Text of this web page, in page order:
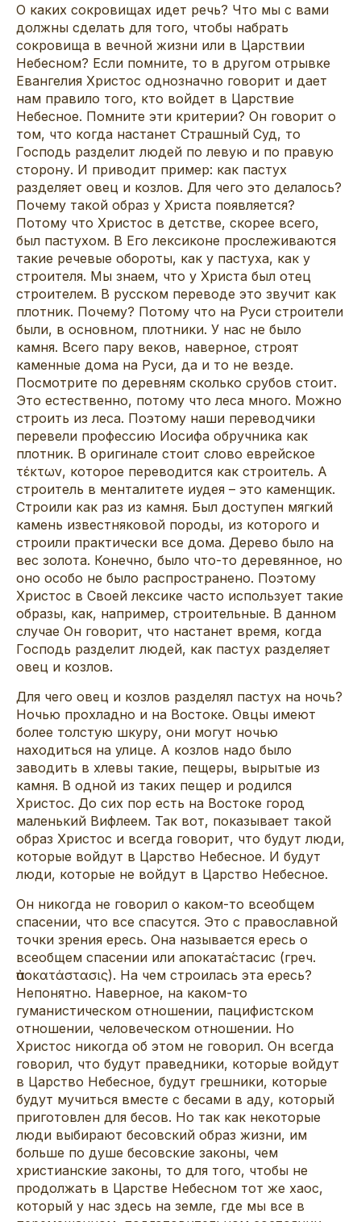
О каких сокровищах идет речь? Что мы с вами
должны сделать для того, чтобы набрать
сокровища в вечной жизни или в Царствии
Небесном? Если помните, то в другом отрывке
Евангелия Христос однозначно говорит и дает
нам правило того, кто войдет в Царствие
Небесное. Помните эти критерии? Он говорит о
том, что когда настанет Страшный Суд, то
Господь разделит людей по левую и по правую
сторону. И приводит пример: как пастух
разделяет овец и козлов. Для чего это делалось?
Почему такой образ у Христа появляется?
Потому что Христос в детстве, скорее всего,
был пастухом. В Его лексиконе прослеживаются
такие речевые обороты, как у пастуха, как у
строителя. Мы знаем, что у Христа был отец
строителем. В русском переводе это звучит как
плотник. Почему? Потому что на Руси строители
были, в основном, плотники. У нас не было
камня. Всего пару веков, наверное, строят
каменные дома на Руси, да и то не везде.
Посмотрите по деревням сколько срубов стоит.
Это естественно, потому что леса много. Можно
строить из леса. Поэтому наши переводчики
перевели профессию Иосифа обручника как
плотник. В оригинале стоит слово еврейское
τέκτων, которое переводится как строитель. А
строитель в менталитете иудея – это каменщик.
Строили как раз из камня. Был доступен мягкий
камень известняковой породы, из которого и
строили практически все дома. Дерево было на
вес золота. Конечно, было что-то деревянное, но
оно особо не было распространено. Поэтому
Христос в Своей лексике часто использует такие
образы, как, например, строительные. В данном
случае Он говорит, что настанет время, когда
Господь разделит людей, как пастух разделяет
овец и козлов.
Для чего овец и козлов разделял пастух на ночь?
Ночью прохладно и на Востоке. Овцы имеют
более толстую шкуру, они могут ночью
находиться на улице. А козлов надо было
заводить в хлевы такие, пещеры, вырытые из
камня. В одной из таких пещер и родился
Христос. До сих пор есть на Востоке город
маленький Вифлеем. Так вот, показывает такой
образ Христос и всегда говорит, что будут люди,
которые войдут в Царство Небесное. И будут
люди, которые не войдут в Царство Небесное.
Он никогда не говорил о каком-то всеобщем
спасении, что все спасутся. Это с православной
точки зрения ересь. Она называется ересь о
всеобщем спасении или апоката́стасис (греч.
ἀποκατάστασις). На чем строилась эта ересь?
Непонятно. Наверное, на каком-то
гуманистическом отношении, пацифистском
отношении, человеческом отношении. Но
Христос никогда об этом не говорил. Он всегда
говорил, что будут праведники, которые войдут
в Царство Небесное, будут грешники, которые
будут мучиться вместе с бесами в аду, который
приготовлен для бесов. Но так как некоторые
люди выбирают бесовский образ жизни, им
больше по душе бесовские законы, чем
христианские законы, то для того, чтобы не
продолжать в Царстве Небесном тот же хаос,
который у нас здесь на земле, где мы все в